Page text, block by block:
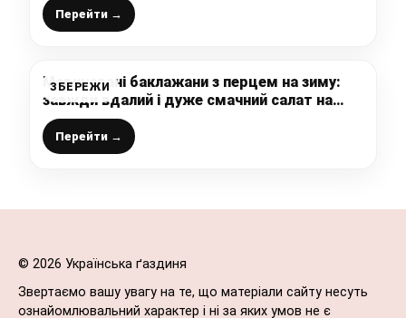
рекомендую кожному
Перейти →
ЗБЕРЕЖИ
Мариновані баклажани з перцем на зиму:
завжди вдалий і дуже смачний салат на
будь-який випадок (найкращий маринад,
як на мене)
Перейти →
© 2026 Українська ґаздиня
Звертаємо вашу увагу на те, що матеріали сайту несуть
ознайомлювальний характер і ні за яких умов не є